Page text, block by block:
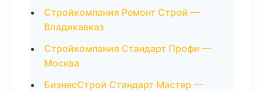
Стройкомпания Ремонт Строй —
Владикавказ
Стройкомпания Стандарт Профи —
Москва
БизнесСтрой Стандарт Мастер —